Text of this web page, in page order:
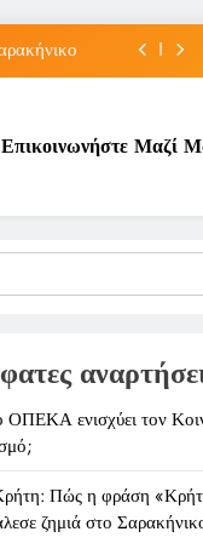
στο ;
καριέρα;
Επικοινωνήστε Μαζί
ενισχύει τον
Πώς η φράση
ζημιά στο